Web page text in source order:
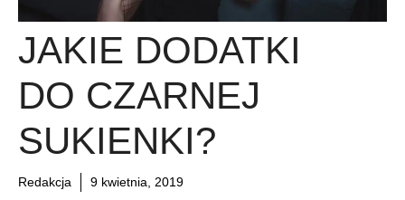
JAKIE DODATKI
DO CZARNEJ
SUKIENKI?
Redakcja 9 kwietnia, 2019